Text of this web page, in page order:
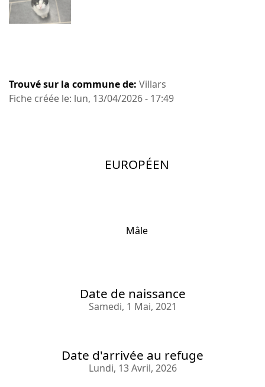
Trouvé sur la commune de: Villars
Fiche créée le: lun, 13/04/2026 - 17:49
EUROPÉEN
Mâle
Date de naissance
Samedi, 1 Mai, 2021
Date d'arrivée au refuge
Lundi, 13 Avril, 2026